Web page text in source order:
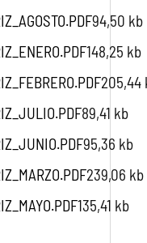
94,50 kb
148,25 kb
205,44
89,41 kb
95,36 kb
239,06 kb
135,41 kb